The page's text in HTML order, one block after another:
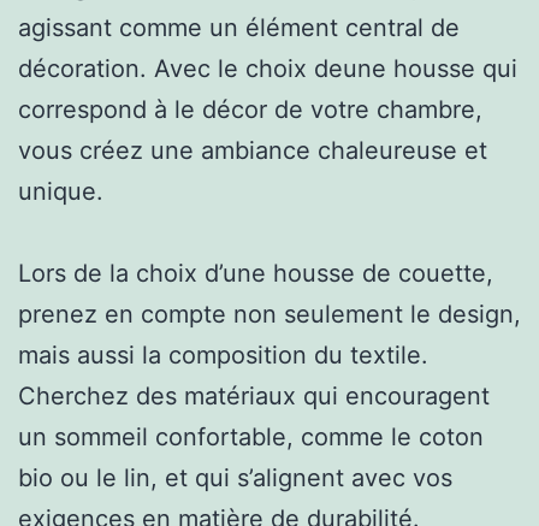
agissant comme un élément central de
décoration. Avec le choix deune housse qui
correspond à le décor de votre chambre,
vous créez une ambiance chaleureuse et
unique.
Lors de la choix d’une housse de couette,
prenez en compte non seulement le design,
mais aussi la composition du textile.
Cherchez des matériaux qui encouragent
un sommeil confortable, comme le coton
bio ou le lin, et qui s’alignent avec vos
exigences en matière de durabilité.